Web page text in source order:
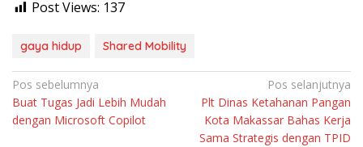
Post Views: 137
gaya hidup Shared Mobility
Navigasi
pos
Pos sebelumnya
Buat Tugas Jadi Lebih Mudah
dengan Microsoft Copilot
Pos selanjutnya
Plt Dinas Ketahanan Pangan
Kota Makassar Bahas Kerja
Sama Strategis dengan TPID